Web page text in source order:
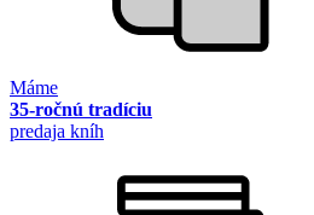
Máme
35-ročnú tradíciu
predaja kníh